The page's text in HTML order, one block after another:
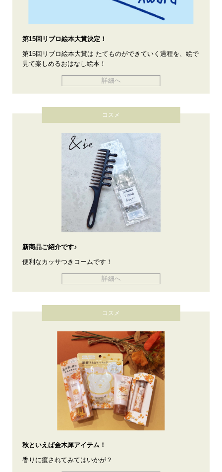
第15回リブロ絵本大賞決定！
第15回リブロ絵本大賞は たてものができていく過程を、絵で
見て楽しめるおはなし絵本！
詳細へ
コスメ
新商品ご紹介です♪
便利なカッサつきコームです！
詳細へ
コスメ
秋といえば金木犀アイテム！
香りに癒されてみてはいかが？